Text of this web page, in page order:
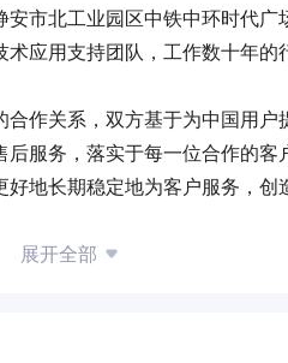
市北工业园区中铁中环时代广
应用支持团队，工作数十年
作关系，双方基于为中国用
服务，落实于每一位合作的
地长期稳定地为客户服务，创
展开全部